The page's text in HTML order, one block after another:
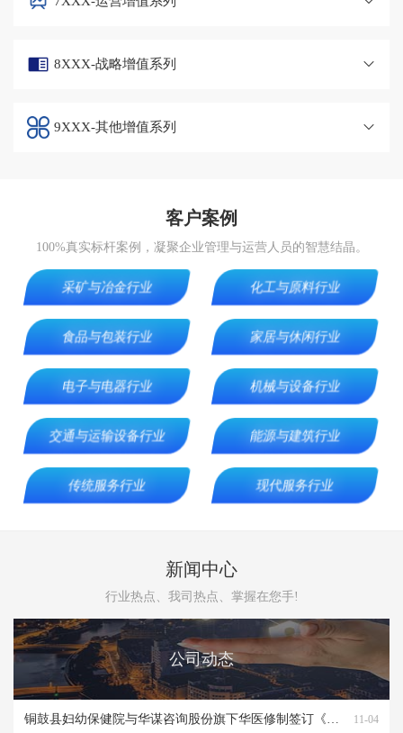
8XXX-战略增值系列
9XXX-其他增值系列
客户案例
100%真实标杆案例，凝聚企业管理与运营人员的智慧结晶。
采矿与冶金行业 化工与原料行业
食品与包装行业 家居与休闲行业
电子与电器行业 机械与设备行业
交通与运输设备行业 能源与建筑行业
传统服务行业 现代服务行业
新闻中心
行业热点、我司热点、掌握在您手!
公司动态
11-04
铜鼓县妇幼保健院与华谋咨询股份旗下华医修制签订《医院6S管理咨询项目》